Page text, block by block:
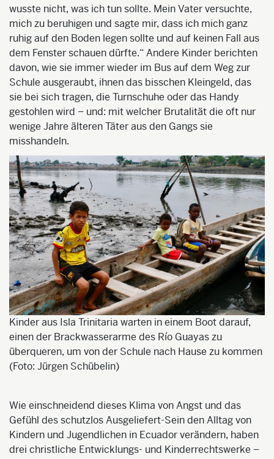
wusste nicht, was ich tun sollte. Mein Vater versuchte,
mich zu beruhigen und sagte mir, dass ich mich ganz
ruhig auf den Boden legen sollte und auf keinen Fall aus
dem Fenster schauen dürfte.“ Andere Kinder berichten
davon, wie sie immer wieder im Bus auf dem Weg zur
Schule ausgeraubt, ihnen das bisschen Kleingeld, das
sie bei sich tragen, die Turnschuhe oder das Handy
gestohlen wird – und: mit welcher Brutalität die oft nur
wenige Jahre älteren Täter aus den Gangs sie
misshandeln.
Kinder aus Isla Trinitaria warten in einem Boot darauf,
einen der Brackwasserarme des Río Guayas zu
überqueren, um von der Schule nach Hause zu kommen
(Foto: Jürgen Schübelin)
Wie einschneidend dieses Klima von Angst und das
Gefühl des schutzlos Ausgeliefert-Sein den Alltag von
Kindern und Jugendlichen in Ecuador verändern, haben
drei christliche Entwicklungs- und Kinderrechtswerke –